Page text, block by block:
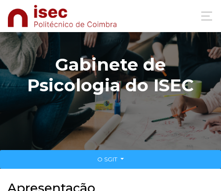
Gabinete de
Psicologia do ISEC
O SGIT
Apresentação